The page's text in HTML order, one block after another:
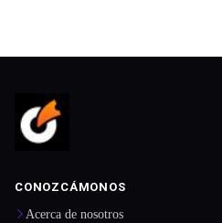
CONOZCÁMONOS
Acerca de nosotros